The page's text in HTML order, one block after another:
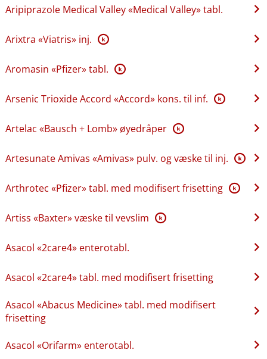
Aripiprazole Medical Valley «Medical Valley» tabl.
Arixtra «Viatris» inj. K
Aromasin «Pfizer» tabl. K
Arsenic Trioxide Accord «Accord» kons. til inf. K
Artelac «Bausch + Lomb» øyedråper K
Artesunate Amivas «Amivas» pulv. og væske til inj. K
Arthrotec «Pfizer» tabl. med modifisert frisetting K
Artiss «Baxter» væske til vevslim K
Asacol «2care4» enterotabl.
Asacol «2care4» tabl. med modifisert frisetting
Asacol «Abacus Medicine» tabl. med modifisert
frisetting
Asacol «Orifarm» enterotabl.